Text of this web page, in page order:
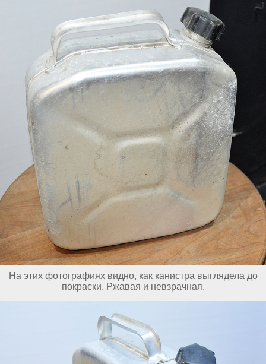
На этих фотографиях видно, как канистра выглядела до
покраски. Ржавая и невзрачная.